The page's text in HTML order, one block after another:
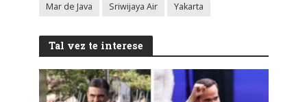
Mar de Java
Sriwijaya Air Yakarta
Tal vez te interese